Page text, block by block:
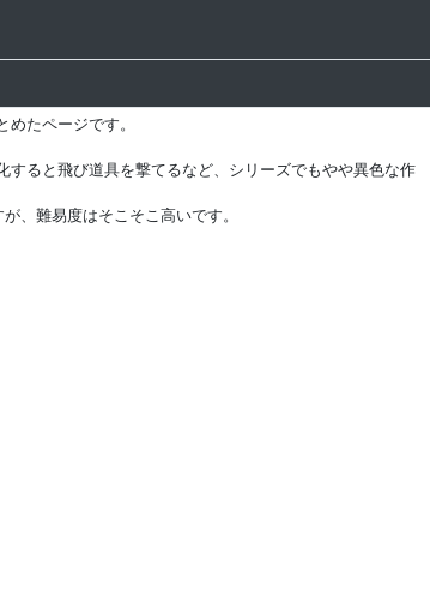
めたページです。
すると飛び道具を撃てるなど、シリーズでもやや異色な作
、難易度はそこそこ高いです。